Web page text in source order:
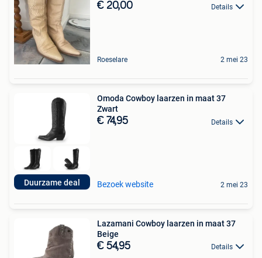
€ 20,00 Details
Roeselare 2 mei 23
Duurzame deal
Omoda Cowboy laarzen in maat 37
Zwart
€ 74,95 Details
Bezoek website 2 mei 23
Lazamani Cowboy laarzen in maat 37
Beige
€ 54,95 Details